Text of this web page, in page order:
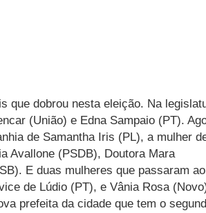
que dobrou nesta eleição. Na
(União) e Edna Sampaio (PT).
de Samantha Iris (PL), a mulher
Avallone (PSDB), Doutora Mara
E duas mulheres que passaram ao
de Lúdio (PT), e Vânia Rosa
prefeita da cidade que tem o